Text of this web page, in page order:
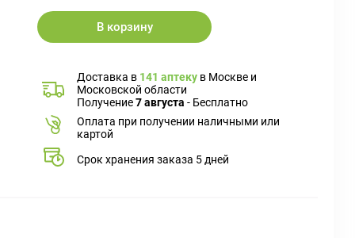
В корзину
Доставка в 141 аптеку в Москве и
Московской области
Получение7 августа - Бесплатно
Оплата при получении наличными или
картой
Срок хранения заказа 5 дней